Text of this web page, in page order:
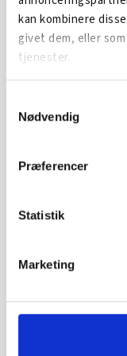
kan kombinere
givet dem, eller
tjenester.
Nødvendig
Præferencer
Statistik
Marketing